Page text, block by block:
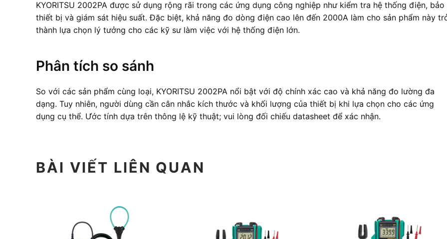
KYORITSU 2002PA được sử dụng rộng rãi trong các ứng dụng công nghiệp như kiểm tra hệ thống điện,
thiết bị và giám sát hiệu suất. Đặc biệt, khả năng đo dòng điện cao lên đến 2000A làm cho sản phẩm này
thành lựa chọn lý tưởng cho các kỹ sư làm việc với hệ thống điện lớn.
Phân tích so sánh
So với các sản phẩm cùng loại, KYORITSU 2002PA nổi bật với độ chính xác cao và khả năng đo lường đa
dạng. Tuy nhiên, người dùng cần cân nhắc kích thước và khối lượng của thiết bị khi lựa chọn cho các ứng
dụng cụ thể. Ước tính dựa trên thông lệ kỹ thuật; vui lòng đối chiếu datasheet để xác nhận.
BÀI VIẾT LIÊN QUAN